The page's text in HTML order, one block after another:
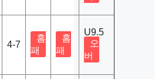
4-7
홈
패
홈
패
U9.5
오
버